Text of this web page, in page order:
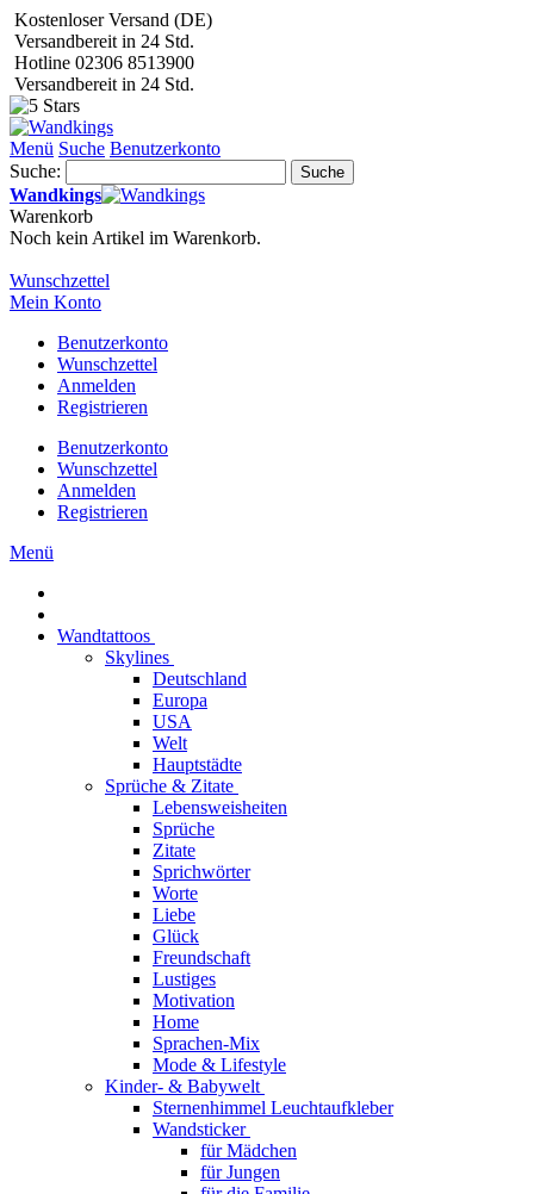
Kostenloser Versand (DE)
Versandbereit in 24 Std.
Hotline 02306 8513900
Versandbereit in 24 Std.
Menü Suche Benutzerkonto
Suche:
Suche
Wandkings
Warenkorb
Noch kein Artikel im Warenkorb.
Wunschzettel
Mein Konto
Benutzerkonto
Wunschzettel
Anmelden
Registrieren
Benutzerkonto
Wunschzettel
Anmelden
Registrieren
Menü
Wandtattoos
Skylines
Deutschland
Europa
USA
Welt
Hauptstädte
Sprüche & Zitate
Lebensweisheiten
Sprüche
Zitate
Sprichwörter
Worte
Liebe
Glück
Freundschaft
Lustiges
Motivation
Home
Sprachen-Mix
Mode & Lifestyle
Kinder- & Babywelt
Sternenhimmel Leuchtaufkleber
Wandsticker
für Mädchen
für Jungen